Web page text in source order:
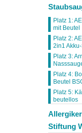
Platz 1:
mit Beutel
Platz 2:
2in1
Platz 3:
Platz 4:
Beutel
Platz 5:
beutellos
Stiftung